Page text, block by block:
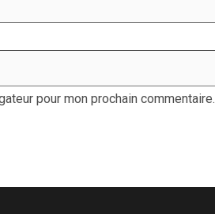
pour mon prochain commentaire.